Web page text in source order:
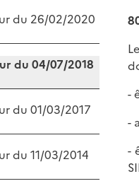
du 26/02/2020
du 04/07/2018
du 01/03/2017
du 11/03/2014
-
-
-